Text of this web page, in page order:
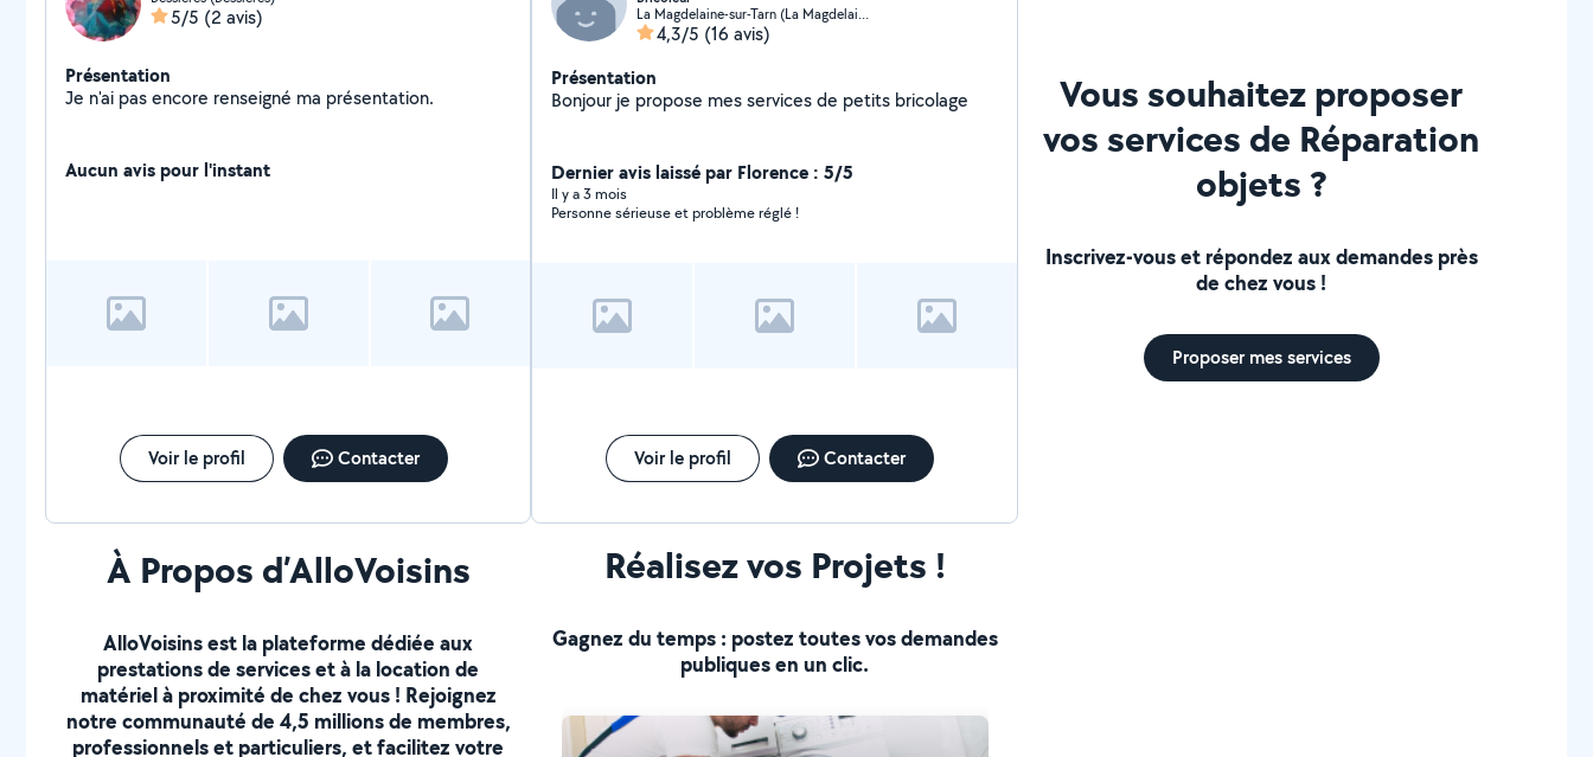
5/5 (2 avis)
Présentation
Je n'ai pas encore renseigné ma présentation.
Aucun avis pour l'instant
Voir le profil Contacter
La Magdelaine-sur-Tarn (La Magdelaine-sur-Tarn)
4,3/5 (16 avis)
Présentation
Bonjour je propose mes services de petits bricolage
Dernier avis laissé par Florence : 5/5
Il y a 3 mois
Personne sérieuse et problème réglé !
Voir le profil Contacter
Vous souhaitez proposer
vos services de Réparation
objets ?
Inscrivez-vous et répondez aux demandes près
de chez vous !
Proposer mes services
À Propos d’AlloVoisins
AlloVoisins est la plateforme dédiée aux
prestations de services et à la location de
matériel à proximité de chez vous ! Rejoignez
notre communauté de 4,5 millions de membres,
professionnels et particuliers, et facilitez votre
Réalisez vos Projets !
Gagnez du temps : postez toutes vos demandes
publiques en un clic.